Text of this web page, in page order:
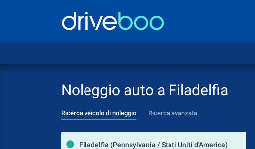
Noleggio auto a Filadelfia
Ricerca veicolo di noleggio Ricerca avanzata
Filadelfia (Pennsylvania / Stati Uniti d'America)